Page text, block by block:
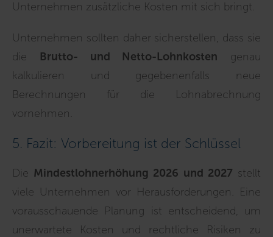
Unternehmen zusätzliche Kosten mit sich bringt.
Unternehmen sollten daher sicherstellen, dass sie
die
Brutto- und Netto-Lohnkosten genau
kalkulieren und gegebenenfalls neue
Berechnungen für die Lohnabrechnung
vornehmen.
5. Fazit: Vorbereitung ist der Schlüssel
Die Mindestlohnerhöhung 2026 und 2027 stellt
viele Unternehmen vor Herausforderungen. Eine
vorausschauende Planung ist entscheidend, um
unerwartete Kosten und rechtliche Risiken zu